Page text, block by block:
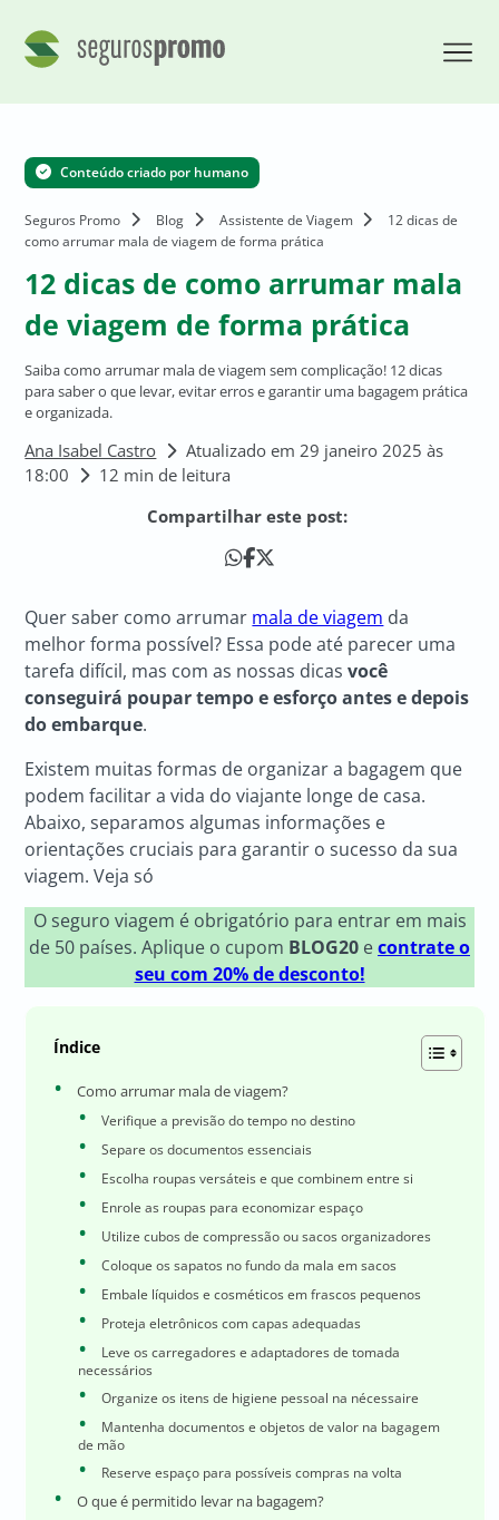
Conteúdo criado por humano
Seguros Promo Blog Assistente de Viagem
12 dicas de
como arrumar mala de viagem de forma prática
12 dicas de como arrumar mala
de viagem de forma prática
Saiba como arrumar mala de viagem sem complicação! 12 dicas
para saber o que levar, evitar erros e garantir uma bagagem prática
e organizada.
Ana Isabel Castro
Atualizado em 29 janeiro 2025 às
18:00
12 min de leitura
Compartilhar este post:
Quer saber como arrumar mala de viagem da
melhor forma possível? Essa pode até parecer uma
tarefa difícil, mas com as nossas dicasvocê
conseguirá poupar tempo e esforço antes e depois
do embarque.
Existem muitas formas de organizar a bagagem que
podem facilitar a vida do viajante longe de casa.
Abaixo, separamos algumas informações e
orientações cruciais para garantir o sucesso da sua
viagem. Veja só
O seguro viagem é obrigatório para entrar em mais
de 50 países. Aplique o cupom BLOG20 econtrate o
seu com 20% de desconto!
Índice
Como arrumar mala de viagem?
Verifique a previsão do tempo no destino
Separe os documentos essenciais
Escolha roupas versáteis e que combinem entre si
Enrole as roupas para economizar espaço
Utilize cubos de compressão ou sacos organizadores
Coloque os sapatos no fundo da mala em sacos
Embale líquidos e cosméticos em frascos pequenos
Proteja eletrônicos com capas adequadas
Leve os carregadores e adaptadores de tomada
necessários
Organize os itens de higiene pessoal na nécessaire
Mantenha documentos e objetos de valor na bagagem
de mão
Reserve espaço para possíveis compras na volta
O que é permitido levar na bagagem?